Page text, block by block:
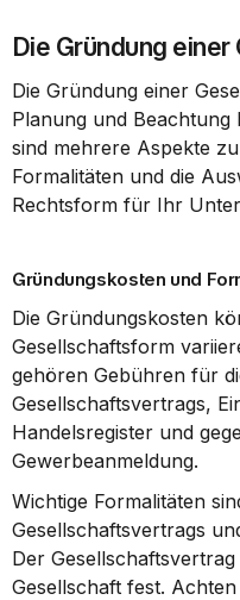
Die Gründung
Die Gründung einer
Planung und Beachtung
sind mehrere Aspekte
Formalitäten und die
Rechtsform für Ihr
Gründungskosten und
Die Gründungskosten
Gesellschaftsform
gehören Gebühren für
Gesellschaftsvertrags,
Handelsregister und
Gewerbeanmeldung.
Wichtige Formalitäten
Gesellschaftsvertrags
Der
Gesellschaft fest.